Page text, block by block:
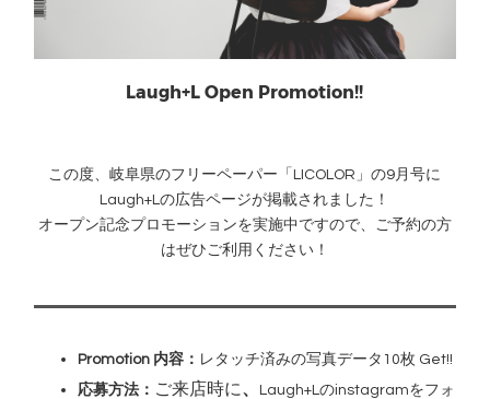
Laugh+L Open Promotion!!
この度、岐阜県のフリーペーパー「LICOLOR」の9月号に
Laugh+Lの広告ページが掲載されました！
オープン記念プロモーションを実施中ですので、ご予約の方
はぜひご利用ください！
Promotion 内容： レタッチ済みの写真データ10枚 Get!!
応募方法： ご来店時に、
Laugh+Lのinstagramをフォ